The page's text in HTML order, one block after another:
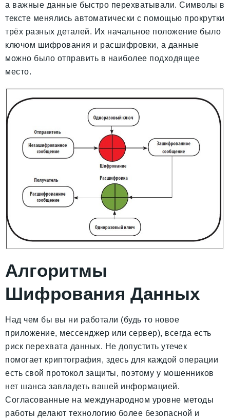
а важные данные быстро перехватывали. Символы в
тексте менялись автоматически с помощью прокрутки
трёх разных деталей. Их начальное положение было
ключом шифрования и расшифровки, а данные
можно было отправить в наиболее подходящее
место.
Алгоритмы
Шифрования Данных
Над чем бы вы ни работали (будь то новое
приложение, мессенджер или сервер), всегда есть
риск перехвата данных. Не допустить утечек
помогает криптография, здесь для каждой операции
есть свой протокол защиты, поэтому у мошенников
нет шанса завладеть вашей информацией.
Согласованные на международном уровне методы
работы делают технологию более безопасной и